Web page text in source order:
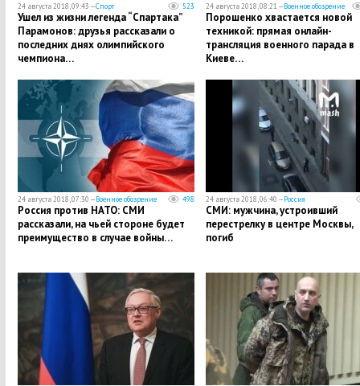
24 августа 2018, 09:43 —Спорт 523
Ушел из жизни легенда “Спартака”
Парамонов: друзья рассказали о
последних днях олимпийского
чемпиона…
24 августа 2018, 08:21 —Военное обозрение
Порошенко хвастается новой
техникой: прямая онлайн-
трансляция военного парада в
Киеве…
24 августа 2018, 07:30 —Военное обозрение 498
Россия против НАТО: СМИ
рассказали, на чьей стороне будет
преимущество в случае войны…
24 августа 2018, 06:40 —Россия
СМИ: мужчина, устроивший
перестрелку в центре Москвы,
погиб